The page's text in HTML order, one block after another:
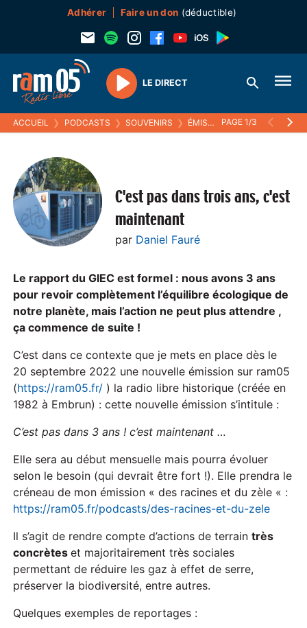
Adhérer Faire un don (déductible)
Play
LE DIRECT
ACCUEIL ❯ PODCASTS ❯ SOUVENIRS ❯ ÉMISSIONS (SOUVENIRS) ❯
PAGE 1/3
C'est pas dans trois ans, c'est
maintenant
par Daniel Fauré
Le rapport du GIEC est formel : nous avons 3 ans
pour revoir complètement l’équilibre écologique de
notre planète, mais l’action ne peut plus attendre ,
ça commence de suite !
C’est dans ce contexte que je mets en place dès le
20 septembre 2022 une nouvelle émission sur ram05
(https://ram05.fr/ ) la radio libre historique (créée en
1982 à Embrun) : cette nouvelle émission s’intitule :
C’est pas dans 3 ans ! c’est maintenant …
Elle sera au début mensuelle mais pourra évoluer
selon le besoin (qui devrait être fort !). Elle prendra le
créneau de mon émission « des racines et du zèle « :
https://ram05.fr/podcasts/des-racines-et-du-zele
Il s’agit de rendre compte d’actions de terraintrès
concrèteset majoritairement très sociales
permettant de réduire les gaz à effet de serre,
préserver la biodiversité, entre autres.
Quelques exemples de reportages :